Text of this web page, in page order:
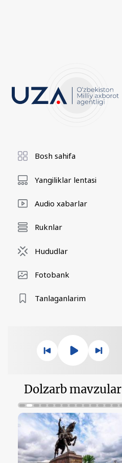
Bosh sahifa
Yangiliklar lentasi
Audio xabarlar
Ruknlar
Hududlar
Fotobank
Tanlaganlarim
Dolzarb mavzular